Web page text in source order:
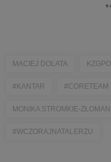
MACIEJ DOLATA
#KANTAR #CORETEAM
MONIKA STROMKIE-
#WCZORAJNATALERZU